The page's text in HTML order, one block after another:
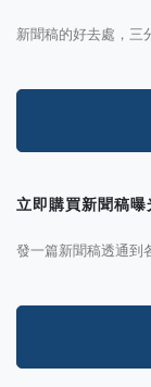
新聞稿的好去處，三
立即購買新聞稿曝
發一篇新聞稿透通到